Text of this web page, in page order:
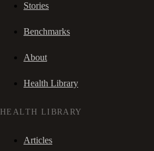
Stories
Benchmarks
About
Health Library
HEALTH LIBRARY
Articles